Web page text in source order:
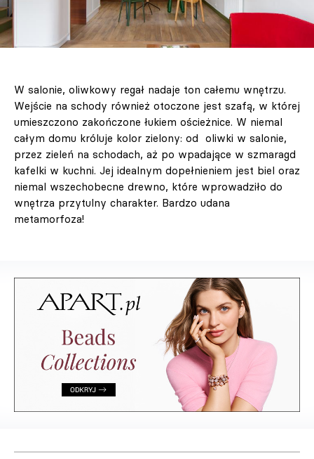
W salonie, oliwkowy regał nadaje ton całemu wnętrzu.
Wejście na schody również otoczone jest szafą, w której
umieszczono zakończone łukiem ościeżnice. W niemal
całym domu króluje kolor zielony: od oliwki w salonie,
przez zieleń na schodach, aż po wpadające w szmaragd
kafelki w kuchni. Jej idealnym dopełnieniem jest biel oraz
niemal wszechobecne drewno, które wprowadziło do
wnętrza przytulny charakter. Bardzo udana
metamorfoza!